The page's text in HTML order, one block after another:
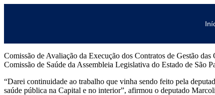
Comissão de Avaliação da Execução dos Contratos de Gestão
Comissão de Saúde da Assembleia Legislativa do Estado de São
“Darei continuidade ao trabalho que vinha sendo feito pela
saúde pública na Capital e no interior”, afirmou o deputado